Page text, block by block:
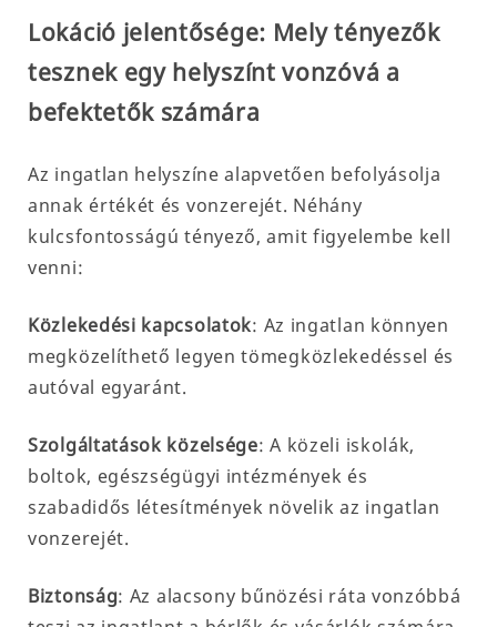
Lokáció jelentősége: Mely tényezők
tesznek egy helyszínt vonzóvá a
befektetők számára
Az ingatlan helyszíne alapvetően befolyásolja
annak értékét és vonzerejét. Néhány
kulcsfontosságú tényező, amit figyelembe kell
venni:
Közlekedési kapcsolatok: Az ingatlan könnyen
megközelíthető legyen tömegközlekedéssel és
autóval egyaránt.
Szolgáltatások közelsége: A közeli iskolák,
boltok, egészségügyi intézmények és
szabadidős létesítmények növelik az ingatlan
vonzerejét.
Biztonság: Az alacsony bűnözési ráta vonzóbbá